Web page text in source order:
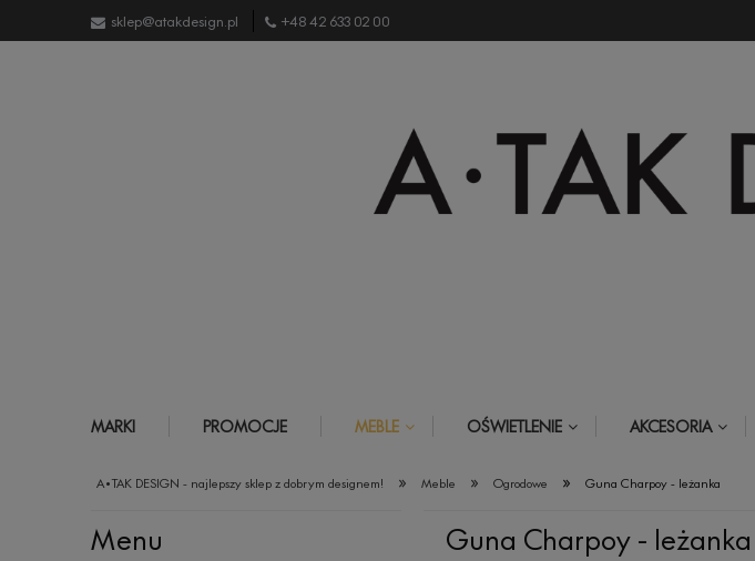
sklep@atakdesign.pl +48 42 633 02 00
MARKI PROMOCJE MEBLE OŚWIETLENIE AKCESORIA
A•TAK DESIGN - najlepszy sklep z dobrym designem! » Meble » Ogrodowe » Guna Charpoy - leżanka
Menu Guna Charpoy - leżanka